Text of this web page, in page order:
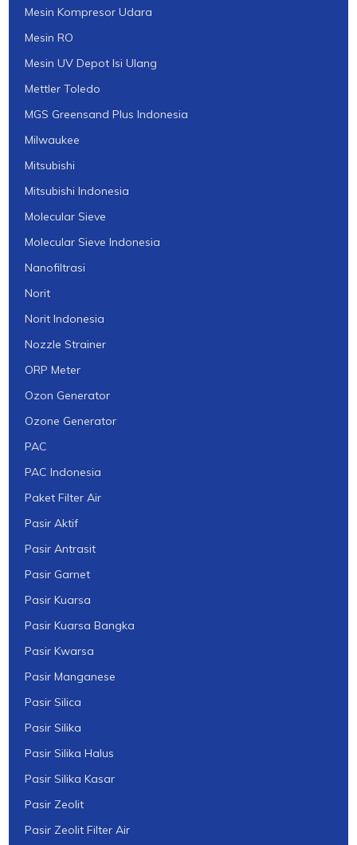
Mesin Kompresor Udara
Mesin RO
Mesin UV Depot Isi Ulang
Mettler Toledo
MGS Greensand Plus Indonesia
Milwaukee
Mitsubishi
Mitsubishi Indonesia
Molecular Sieve
Molecular Sieve Indonesia
Nanofiltrasi
Norit
Norit Indonesia
Nozzle Strainer
ORP Meter
Ozon Generator
Ozone Generator
PAC
PAC Indonesia
Paket Filter Air
Pasir Aktif
Pasir Antrasit
Pasir Garnet
Pasir Kuarsa
Pasir Kuarsa Bangka
Pasir Kwarsa
Pasir Manganese
Pasir Silica
Pasir Silika
Pasir Silika Halus
Pasir Silika Kasar
Pasir Zeolit
Pasir Zeolit Filter Air